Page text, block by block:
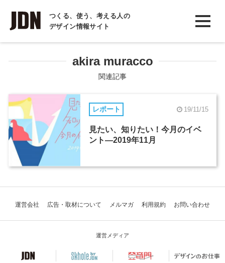
つくる、使う、考える人の
デザイン情報サイト
INTERVIEW
インタビュー
REPORT
COLUMN
コラム
akira muracco
関連記事
レポート 19/11/15
見たい、知りたい！今月のイベ
ント―2019年11月
運営会社 広告・取材について メルマガ 利用規約 お問い合わせ
運営メディア